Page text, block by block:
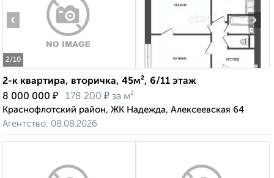
2/10
‹ ›
2-к квартира, вторичка, 45м², 6/11 этаж
8 000 000 ₽ 178 200 ₽ за м²
Краснофлотский район, ЖК Надежда, Алексеевская 64
Агентство, 08.08.2026